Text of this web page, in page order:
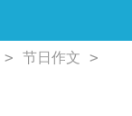
> 节日作文 >